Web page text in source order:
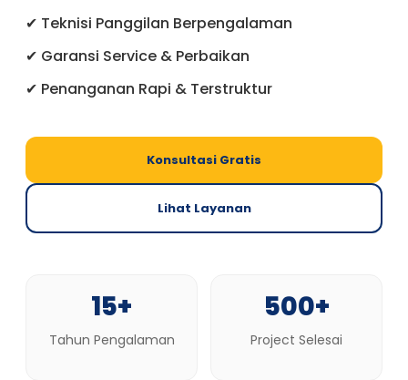
✔ Teknisi Panggilan Berpengalaman
✔ Garansi Service & Perbaikan
✔ Penanganan Rapi & Terstruktur
Konsultasi Gratis
Lihat Layanan
15+
Tahun Pengalaman
500+
Project Selesai